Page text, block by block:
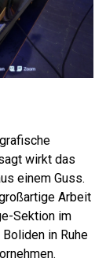
wirkt das
einem Guss.
Arbeit
Sektion im
in Ruhe